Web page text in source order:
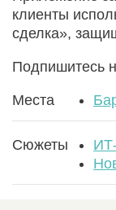
клиенты
сделка»,
Подпишитесь
Места
Сюжеты